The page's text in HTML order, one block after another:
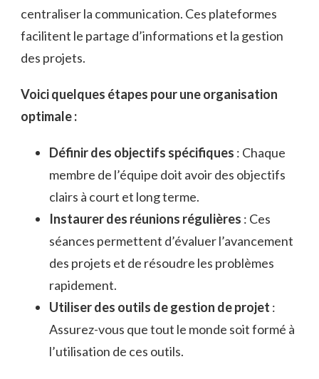
centraliser la communication. Ces plateformes
facilitent le partage d’informations et la gestion
des projets.
Voici quelques étapes pour une organisation
optimale :
Définir des objectifs spécifiques : Chaque
membre de l’équipe doit avoir des objectifs
clairs à court et long terme.
Instaurer des réunions régulières : Ces
séances permettent d’évaluer l’avancement
des projets et de résoudre les problèmes
rapidement.
Utiliser des outils de gestion de projet :
Assurez-vous que tout le monde soit formé à
l’utilisation de ces outils.